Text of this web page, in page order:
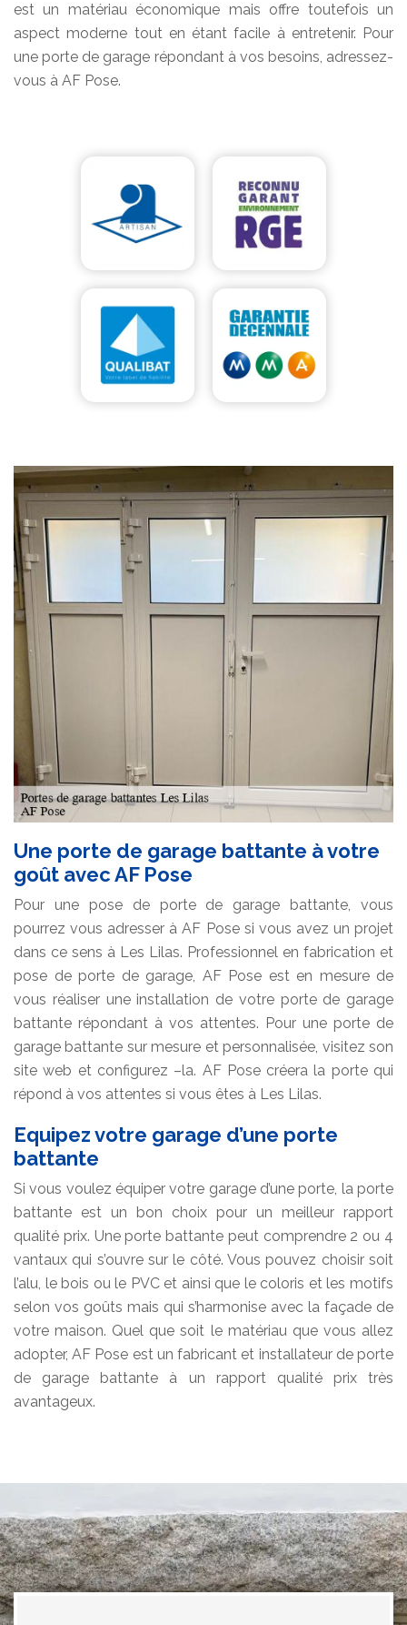
est un matériau économique mais offre toutefois un
aspect moderne tout en étant facile à entretenir. Pour
une porte de garage répondant à vos besoins, adressez-
vous à AF Pose.
Une porte de garage battante à votre
goût avec AF Pose
Pour une pose de porte de garage battante, vous
pourrez vous adresser à AF Pose si vous avez un projet
dans ce sens à Les Lilas. Professionnel en fabrication et
pose de porte de garage, AF Pose est en mesure de
vous réaliser une installation de votre porte de garage
battante répondant à vos attentes. Pour une porte de
garage battante sur mesure et personnalisée, visitez son
site web et configurez –la. AF Pose créera la porte qui
répond à vos attentes si vous êtes à Les Lilas.
Equipez votre garage d’une porte
battante
Si vous voulez équiper votre garage d’une porte, la porte
battante est un bon choix pour un meilleur rapport
qualité prix. Une porte battante peut comprendre 2 ou 4
vantaux qui s’ouvre sur le côté. Vous pouvez choisir soit
l’alu, le bois ou le PVC et ainsi que le coloris et les motifs
selon vos goûts mais qui s’harmonise avec la façade de
votre maison. Quel que soit le matériau que vous allez
adopter, AF Pose est un fabricant et installateur de porte
de garage battante à un rapport qualité prix très
avantageux.